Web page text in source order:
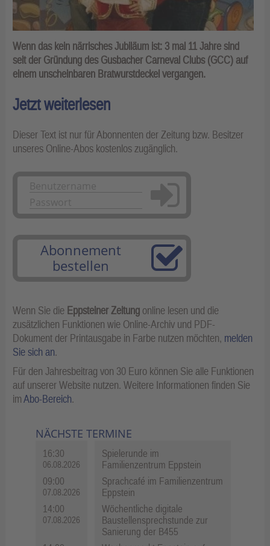
Wenn das kein närrisches Jubiläum ist: 3 mal 11 Jahre sind
seit der Gründung des Gusbacher Carneval Clubs (GCC) auf
einem unscheinbaren Bratwurstdeckel vergangen.
Jetzt weiterlesen
Dieser Text ist nur für Abonnenten der Zeitung bzw. Besitzer
unseres Online-Abos kostenlos zugänglich.
Anmelden
Abonnement
bestellen
Wenn Sie die Eppsteiner Zeitung online lesen und die
zusätzlichen Funktionen wie Online-Archiv und PDF-
Dokument der Printausgabe in Farbe nutzen möchten, melden
Sie sich an.
Für den Jahresbeitrag von 30 Euro können Sie alle Funktionen
auf unserer Website nutzen. Weitere Informationen finden Sie
imAbo-Bereich.
NÄCHSTE TERMINE
16:30
06.08.2026
Spielerunde im
Familienzentrum Eppstein
09:00
07.08.2026
Sprachcafé im Familienzentrum
Eppstein
14:00
07.08.2026
Wöchentliche digitale
Baustellensprechstunde zur
Sanierung der B455